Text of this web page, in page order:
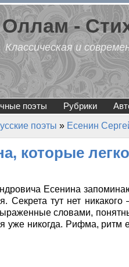
Оллам -
Классическая и
поэты Рубрики
поэты » Есенин
которые
Есенина
Секрета тут нет
словами,
уже никогда. Рифма, ритм